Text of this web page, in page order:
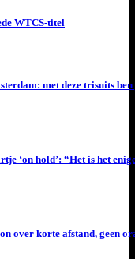
WTCS-titel
met deze trisuits ben
‘on hold’: “Het is het
over korte afstand, geen